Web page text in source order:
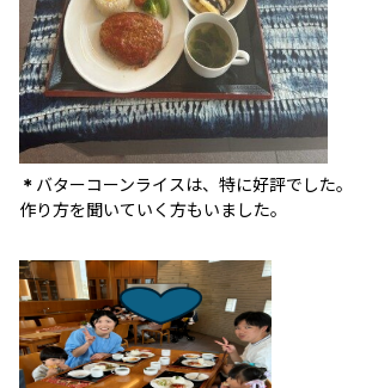
＊ バターコーンライスは、特に好評でした。
作り方を聞いていく方もいました。